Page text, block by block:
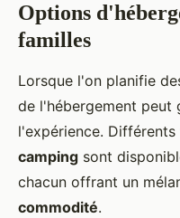
Options
familles
Lorsque l'on planifie
de l'hébergement peut
l'expérience.
camping sont
chacun offrant un
commodité.